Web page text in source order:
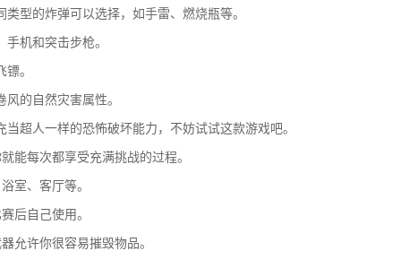
型的炸弹可以选择，如手雷、燃烧瓶等。
机和突击步枪。
。
的自然灾害属性。
超人一样的恐怖破坏能力，不妨试试这款游戏吧。
能每次都享受充满挑战的过程。
室、客厅等。
后自己使用。
允许你很容易摧毁物品。